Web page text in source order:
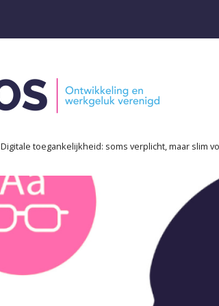
Digitale toegankelijkheid: soms verplicht, maar slim